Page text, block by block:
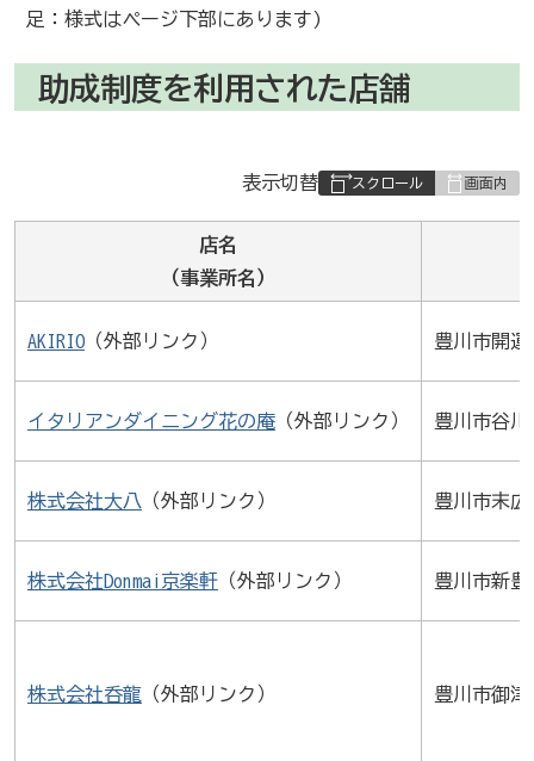
足：様式はページ下部にあります)
助成制度を利用された店舗
表
の
表示切替
店名
（事業所名）
AKIRIO（外部リンク） 豊川市開運
イタリアンダイニング花の庵（外部リンク） 豊川市谷川
株式会社大八 （外部リンク） 豊川市末
株式会社Donmai京楽軒（外部リンク） 豊川市新豊
株式会社呑龍（外部リンク） 豊川市御